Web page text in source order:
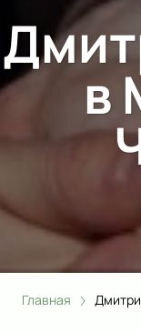
в
Главная